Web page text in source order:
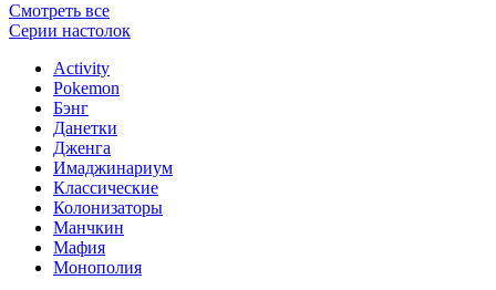
Смотреть все
Серии настолок
Activity
Pokemon
Бэнг
Данетки
Дженга
Имаджинариум
Классические
Колонизаторы
Манчкин
Мафия
Монополия